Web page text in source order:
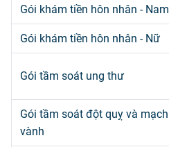
Gói khám tiền hôn nhân - Nam
Gói khám tiền hôn nhân - Nữ
Gói tầm soát ung thư
Gói tầm soát đột quỵ và mạch
vành